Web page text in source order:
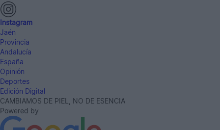
Instagram
Jaén
Provincia
Andalucía
España
Opinión
Deportes
Edición Digital
CAMBIAMOS DE PIEL, NO DE ESENCIA
Powered by